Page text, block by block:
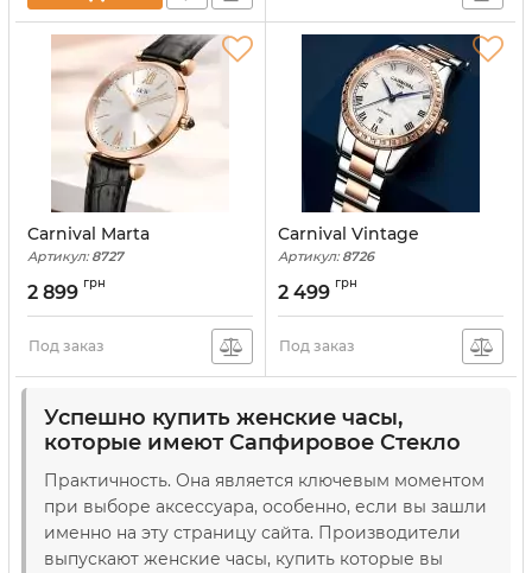
Carnival Marta
Артикул:8727
2 899 грн
Под заказ
Carnival Vintage
Артикул:8726
2 499 грн
Под заказ
Успешно купить женские часы,
которые имеют Сапфировое Стекло
Практичность. Она является ключевым моментом
при выборе аксессуара, особенно, если вы зашли
именно на эту страницу сайта. Производители
выпускают женские часы, купить которые вы